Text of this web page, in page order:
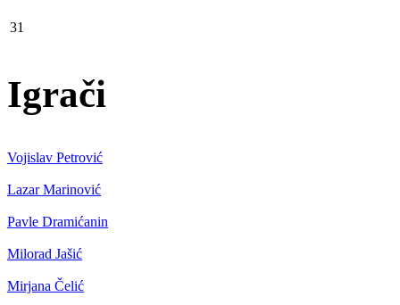
31
Igrači
Vojislav Petrović
Lazar Marinović
Pavle Dramićanin
Milorad Jašić
Mirjana Čelić